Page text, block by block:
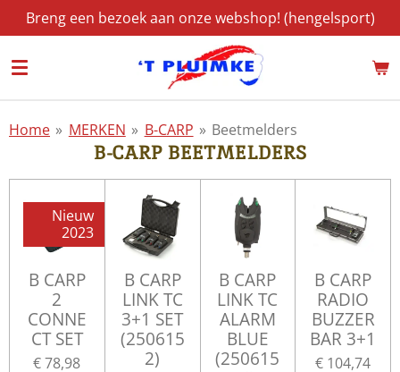
direct
naar
Breng een bezoek aan onze webshop! (hengelsport)
Home » MERKEN » B-CARP » Beetmelders
B-CARP BEETMELDERS
Nieuw
2023
B CARP
2
CONNE
CT SET
€ 78,98
B CARP
LINK TC
3+1 SET
(250615
2)
B CARP
LINK TC
ALARM
BLUE
(250615
B CARP
RADIO
BUZZER
BAR 3+1
€ 104,74